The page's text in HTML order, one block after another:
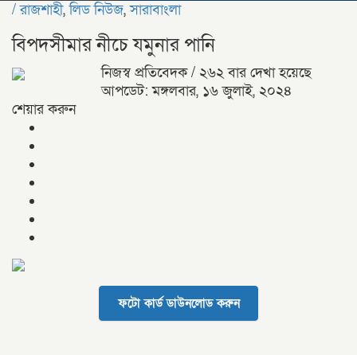
/রাজশাহী,লিড নিউজ,সারাবাংলা
বিপদসীমার নীচে যমুনার পানি
নিজস্ব প্রতিবেদক/ ২৬২ বার দেখা হয়েছে
আপডেট: মঙ্গলবার, ১৬ জুলাই, ২০২৪
শেয়ার করুন
ফটো কার্ড ডাউনলোড করুন